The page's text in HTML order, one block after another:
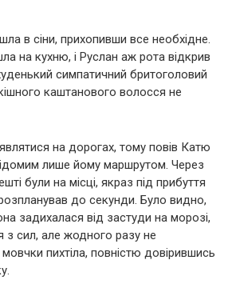
в сіни, прихопивши все необхідне.
на кухню, і Руслан аж рота відкрив
симпатичний бритоголовий
каштанового волосся не
на дорогах, тому повів Катю
лише йому маршрутом. Через
були на місці, якраз під прибуття
до секунди. Було видно,
задихалася від застуди на морозі,
з сил, але жодного разу не
пихтіла, повністю довірившись